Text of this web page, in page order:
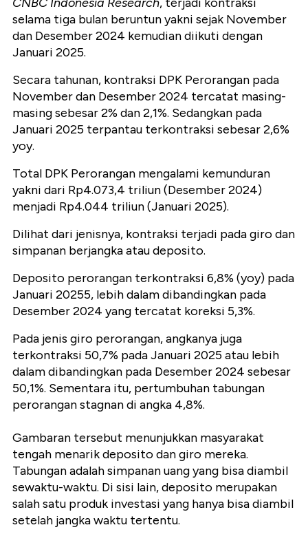
selama tiga bulan beruntun yakni sejak November
dan Desember 2024 kemudian diikuti dengan
Januari 2025.
Secara tahunan, kontraksi DPK Perorangan pada
November dan Desember 2024 tercatat masing-
masing sebesar 2% dan 2,1%. Sedangkan pada
Januari 2025 terpantau terkontraksi sebesar 2,6%
yoy.
Total DPK Perorangan mengalami kemunduran
yakni dari Rp4.073,4 triliun (Desember 2024)
menjadi Rp4.044 triliun (Januari 2025).
Dilihat dari jenisnya, kontraksi terjadi pada giro dan
simpanan berjangka atau deposito.
Deposito perorangan terkontraksi 6,8% (yoy) pada
Januari 20255, lebih dalam dibandingkan pada
Desember 2024 yang tercatat koreksi 5,3%.
Pada jenis giro perorangan, angkanya juga
terkontraksi 50,7% pada Januari 2025 atau lebih
dalam dibandingkan pada Desember 2024 sebesar
50,1%. Sementara itu, pertumbuhan tabungan
perorangan stagnan di angka 4,8%.
Gambaran tersebut menunjukkan masyarakat
tengah menarik deposito dan giro mereka.
Tabungan adalah simpanan uang yang bisa diambil
sewaktu-waktu. Di sisi lain, deposito merupakan
salah satu produk investasi yang hanya bisa diambil
setelah jangka waktu tertentu.